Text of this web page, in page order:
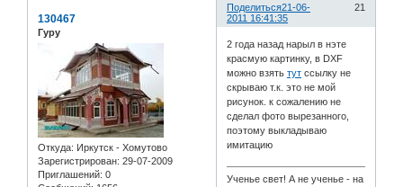
Поделиться 21
21-06-
2011 16:41:35
130467
Гуру
Откуда: Иркутск - Хомутово
Зарегистрирован: 29-07-2009
Приглашений: 0
2 года назад нарыл в нэте
красмую картинку, в DXF
можно взятьтут ссылку не
скрываю т.к. это не мой
рисунок. к сожалению не
сделал фото вырезанного,
поэтому выкладываю
имитацию
Ученье свет! А не ученье - на